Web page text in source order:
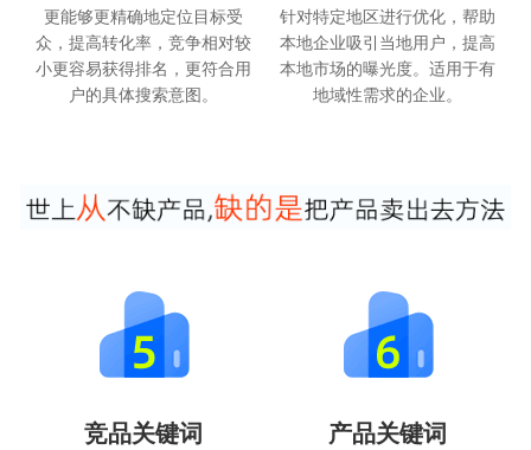
更能够更精确地定位目标受
众，提高转化率，竞争相对较
小更容易获得排名，更符合用
户的具体搜索意图。
针对特定地区进行优化，帮助
本地企业吸引当地用户，提高
本地市场的曝光度。适用于有
地域性需求的企业。
竞品关键词 产品关键词